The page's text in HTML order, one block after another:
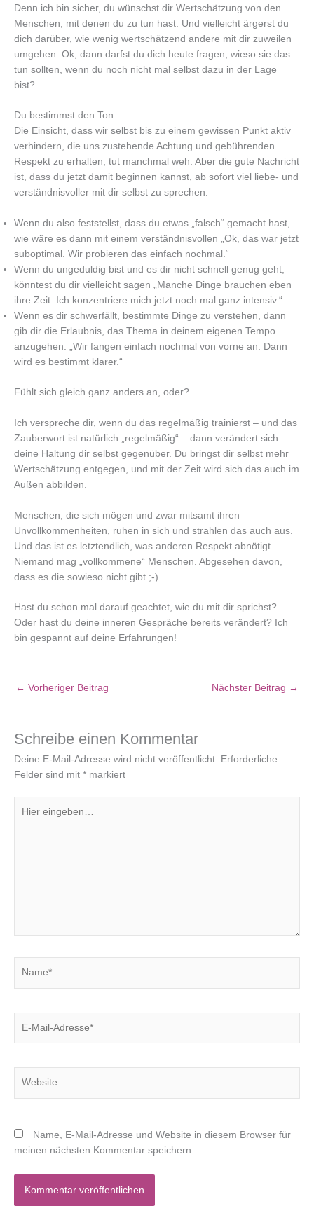
Denn ich bin sicher, du wünschst dir Wertschätzung von den
Menschen, mit denen du zu tun hast. Und vielleicht ärgerst du
dich darüber, wie wenig wertschätzend andere mit dir zuweilen
umgehen. Ok, dann darfst du dich heute fragen, wieso sie das
tun sollten, wenn du noch nicht mal selbst dazu in der Lage
bist?
Du bestimmst den Ton
Die Einsicht, dass wir selbst bis zu einem gewissen Punkt aktiv
verhindern, die uns zustehende Achtung und gebührenden
Respekt zu erhalten, tut manchmal weh. Aber die gute Nachricht
ist, dass du jetzt damit beginnen kannst, ab sofort viel liebe- und
verständnisvoller mit dir selbst zu sprechen.
Wenn du also feststellst, dass du etwas „falsch“ gemacht hast,
wie wäre es dann mit einem verständnisvollen „Ok, das war jetzt
suboptimal. Wir probieren das einfach nochmal.“
Wenn du ungeduldig bist und es dir nicht schnell genug geht,
könntest du dir vielleicht sagen „Manche Dinge brauchen eben
ihre Zeit. Ich konzentriere mich jetzt noch mal ganz intensiv.“
Wenn es dir schwerfällt, bestimmte Dinge zu verstehen, dann
gib dir die Erlaubnis, das Thema in deinem eigenen Tempo
anzugehen: „Wir fangen einfach nochmal von vorne an. Dann
wird es bestimmt klarer.“
Fühlt sich gleich ganz anders an, oder?
Ich verspreche dir, wenn du das regelmäßig trainierst – und das
Zauberwort ist natürlich „regelmäßig“ – dann verändert sich
deine Haltung dir selbst gegenüber. Du bringst dir selbst mehr
Wertschätzung entgegen, und mit der Zeit wird sich das auch im
Außen abbilden.
Menschen, die sich mögen und zwar mitsamt ihren
Unvollkommenheiten, ruhen in sich und strahlen das auch aus.
Und das ist es letztendlich, was anderen Respekt abnötigt.
Niemand mag „vollkommene“ Menschen. Abgesehen davon,
dass es die sowieso nicht gibt ;-).
Hast du schon mal darauf geachtet, wie du mit dir sprichst?
Oder hast du deine inneren Gespräche bereits verändert? Ich
bin gespannt auf deine Erfahrungen!
← Vorheriger Beitrag Nächster Beitrag →
Schreibe einen Kommentar
Deine E-Mail-Adresse wird nicht veröffentlicht. Erforderliche
Felder sind mit * markiert
eingeben…
Mail-
Name, E-Mail-Adresse und Website in diesem Browser für
meinen nächsten Kommentar speichern.